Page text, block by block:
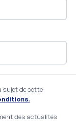
sujet de cette
des actualités